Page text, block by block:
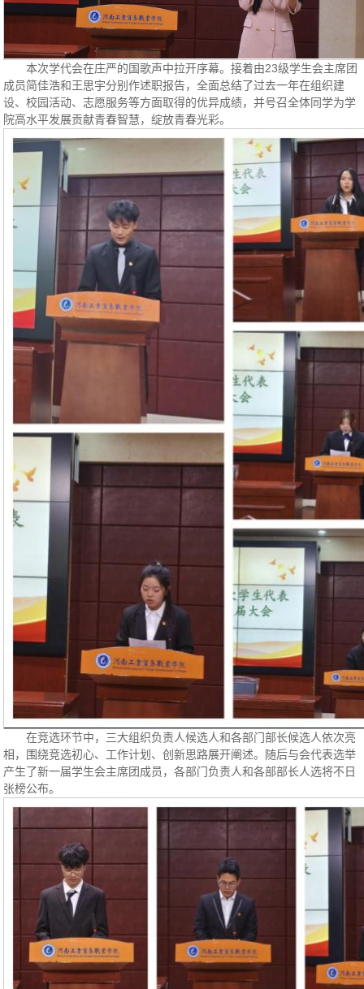
本次学代会在庄严的国歌声中拉开序幕。接着由23级学生会主席团
成员简佳浩和王思宇分别作述职报告，全面总结了过去一年在组织建
设、校园活动、志愿服务等方面取得的优异成绩，并号召全体同学为学
院高水平发展贡献青春智慧，绽放青春光彩。
在竞选环节中，三大组织负责人候选人和各部门部长候选人依次亮
相，围绕竞选初心、工作计划、创新思路展开阐述。随后与会代表选举
产生了新一届学生会主席团成员，各部门负责人和各部部长人选将不日
张榜公布。